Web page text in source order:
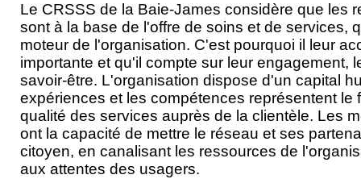
Le CRSSS de la Baie-James considère que les
sont à la base de l'offre de soins et de services,
moteur de l'organisation. C'est pourquoi il leur
importante et qu'il compte sur leur engagement,
savoir-être. L'organisation dispose d'un capital
expériences et les compétences représentent le
qualité des services auprès de la clientèle. Les
ont la capacité de mettre le réseau et ses
citoyen, en canalisant les ressources de
aux attentes des usagers.